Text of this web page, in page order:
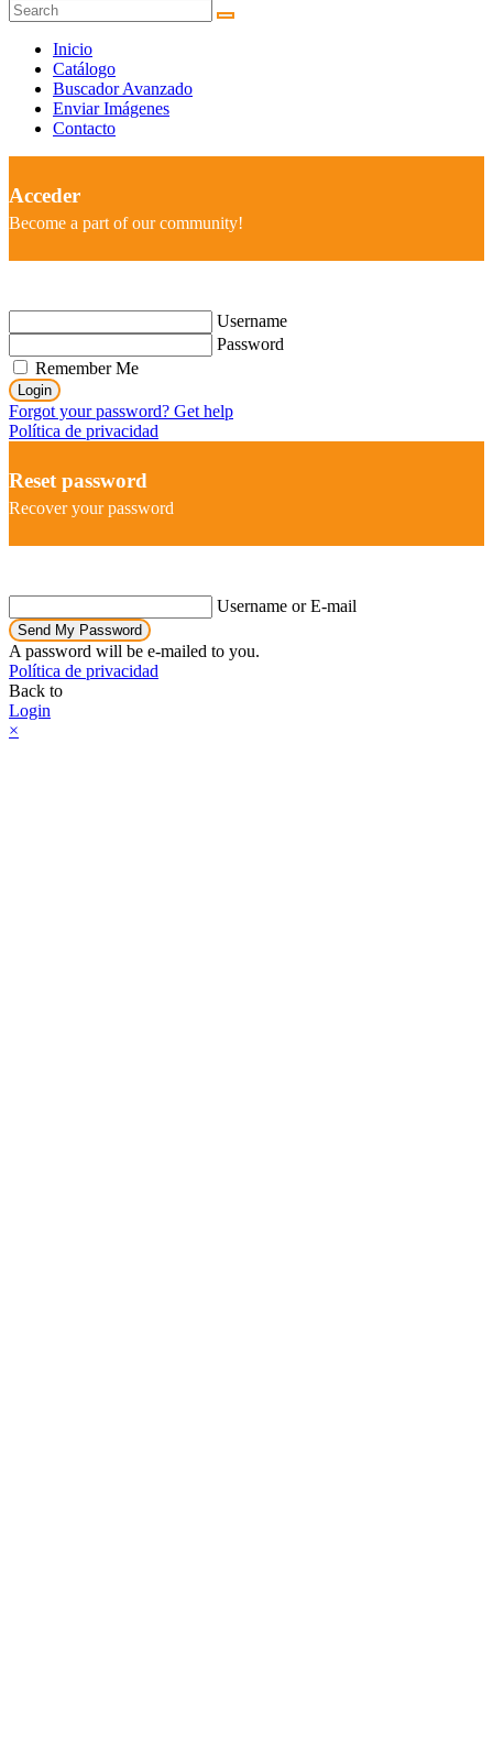
Inicio
Catálogo
Buscador Avanzado
Enviar Imágenes
Contacto
Acceder
Become a part of our community!
Username
Password
Remember Me
Login
Forgot your password? Get help
Política de privacidad
Reset password
Recover your password
Username or E-mail
Send My Password
A password will be e-mailed to you.
Política de privacidad
Back to
Login
×